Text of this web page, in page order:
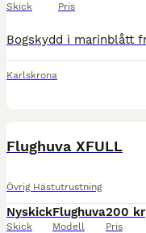
Skick Pris
Karlskrona
Flughuva XFULL
Övrig Hästutrustning
Nyskick
Skick
Flughuva
Modell
200 kr
Pris